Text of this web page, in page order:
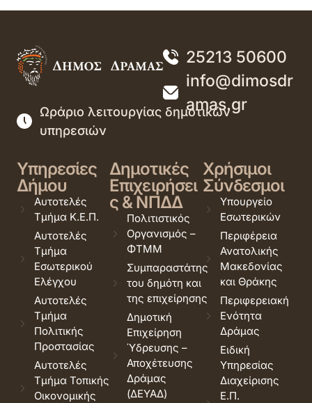
25213 50600
info@dimosdr
amas.gr
Ωράριο λειτουργίας δημοτικών
υπηρεσιών
Υπηρεσίες
Δήμου
Αυτοτελές
Τμήμα Κ.Ε.Π.
Αυτοτελές
Τμήμα
Εσωτερικού
Ελέγχου
Αυτοτελές
Τμήμα
Πολιτικής
Προστασίας
Αυτοτελές
Τμήμα Τοπικής
Οικονομικής
Δημοτικές
Επιχειρήσει
ς & ΝΠΔΔ
Πολιτιστικός
Οργανισμός –
ΦΤΜΜ
Συμπαραστάτης
του δημότη και
της επιχείρησης
Δημοτική
Επιχείρηση
Ύδρευσης –
Αποχέτευσης
Δράμας
(ΔΕΥΑΔ)
Χρήσιμοι
Σύνδεσμοι
Υπουργείο
Εσωτερικών
Περιφέρεια
Ανατολικής
Μακεδονίας
και Θράκης
Περιφερειακή
Ενότητα
Δράμας
Ειδική
Υπηρεσίας
Διαχείρισης
Ε.Π.